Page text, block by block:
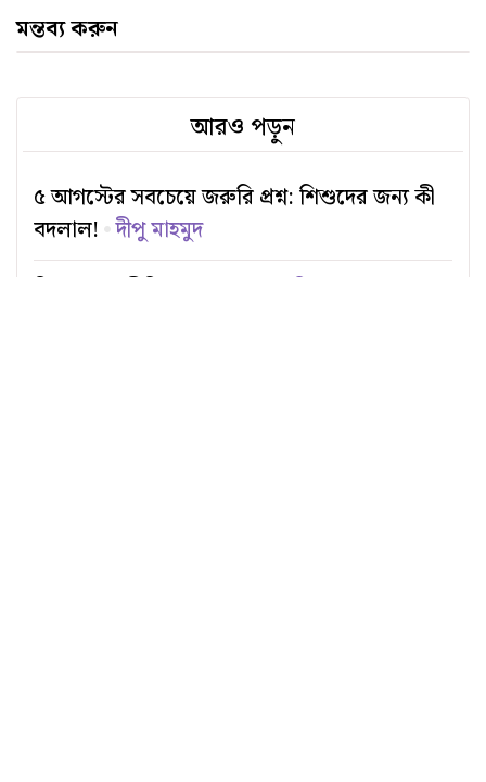
মন্তব্য করুন
আরও পড়ুন
৫ আগস্টের সবচেয়ে জরুরি প্রশ্ন: শিশুদের জন্য কী
বদলাল! দীপু মাহমুদ